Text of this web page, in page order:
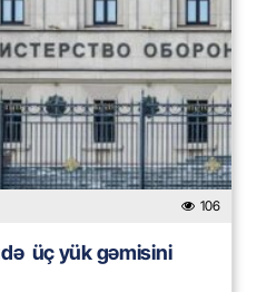
106
üç yük gəmisini